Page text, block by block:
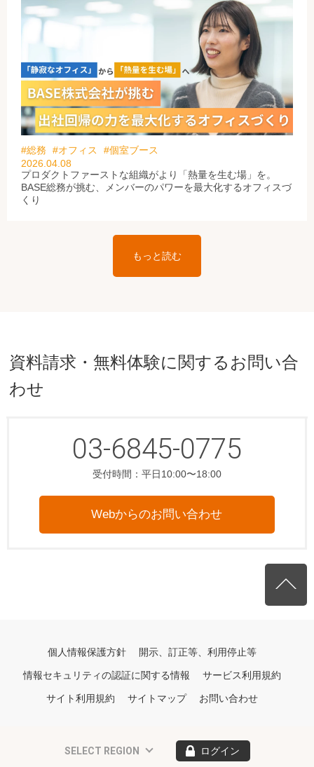
#総務 #オフィス
#個室ブース
2026.04.08
プロダクトファーストな組織がより「熱量を生む場」を。
BASE総務が挑む、メンバーのパワーを最大化するオフィスづ
くり
もっと読む
資料請求・無料体験に関するお問い合
わせ
03-6845-0775
受付時間：平日10:00〜18:00
Webからのお問い合わせ
個人情報保護方針 開示、訂正等、利用停止等
情報セキュリティの認証に関する情報 サービス利用規約
サイト利用規約 サイトマップ お問い合わせ
SELECT REGION ログイン